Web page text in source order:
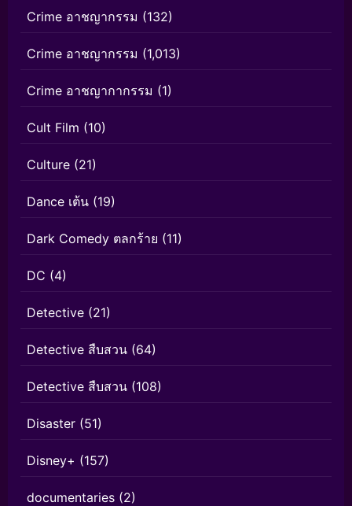
Crime อาชญากรรม (132)
Crime อาชญากรรม (1,013)
Crime อาชญากากรรม (1)
Cult Film (10)
Culture (21)
Dance เต้น (19)
Dark Comedy ตลกร้าย (11)
DC (4)
Detective (21)
Detective สืบสวน (64)
Detective สืบสวน (108)
Disaster (51)
Disney+ (157)
documentaries (2)